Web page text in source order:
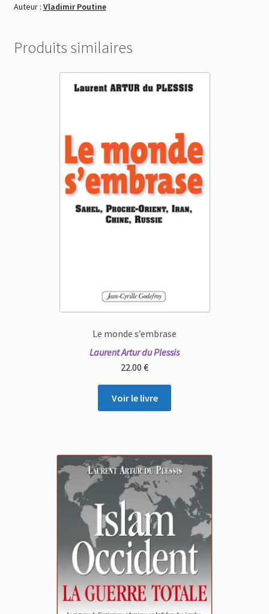
peuples
format
Auteur : Vladimir Poutine
Produits similaires
Le monde s’embrase
Laurent Artur du Plessis
22.00 €
Voir le livre